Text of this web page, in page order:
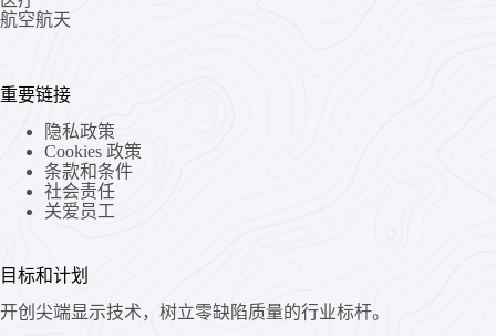
航空航天
重要链接
隐私政策
Cookies 政策
条款和条件
社会责任
关爱员工
目标和计划
开创尖端显示技术，树立零缺陷质量的行业标杆。